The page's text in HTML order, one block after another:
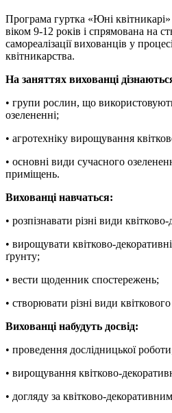
Програма гуртка «Юні
віком 9-12 років і спрямована на
самореалізації вихованців у
квітникарства.
На заняттях вихованці
• групи рослин, що
озелененні;
• агротехніку вирощування
• основні види сучасного
приміщень.
Вихованці навчаться:
• розпізнавати різні види
• вирощувати квітково-
ґрунту;
• вести щоденник спостережень;
• створювати різні види
Вихованці набудуть досвід:
• проведення дослідницької
• вирощування квітково-
• догляду за квітково-